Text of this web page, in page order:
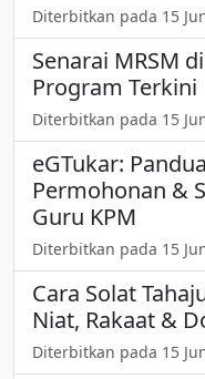
Diterbitkan pada 15
Senarai MRSM
Program Terkini
Diterbitkan pada 15
eGTukar:
Permohonan &
Guru KPM
Diterbitkan pada 15
Cara Solat
Niat, Rakaat &
Diterbitkan pada 15